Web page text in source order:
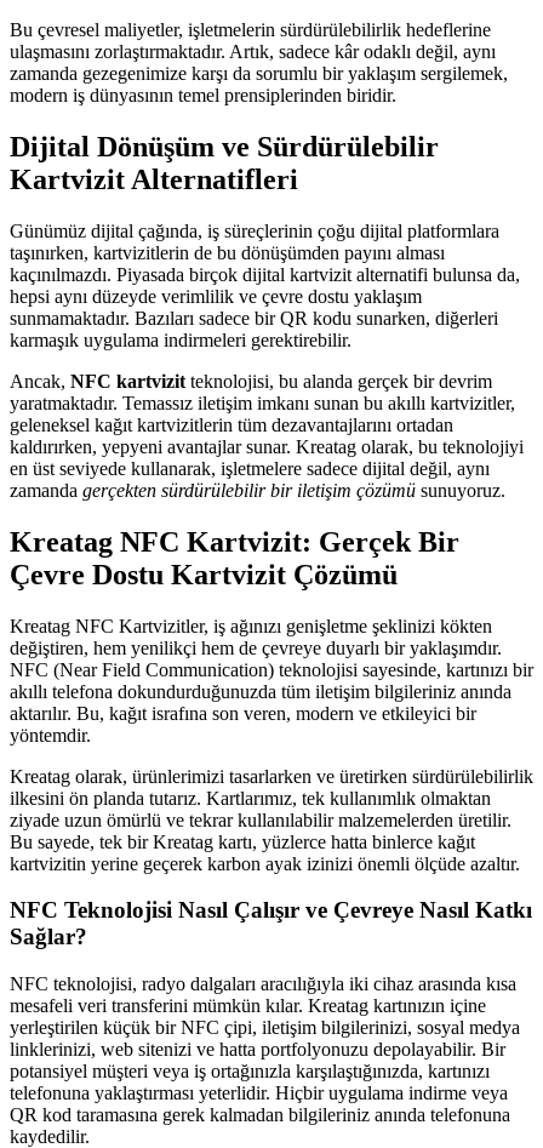
Bu çevresel maliyetler, işletmelerin sürdürülebilirlik hedeflerine
ulaşmasını zorlaştırmaktadır. Artık, sadece kâr odaklı değil, aynı
zamanda gezegenimize karşı da sorumlu bir yaklaşım sergilemek,
modern iş dünyasının temel prensiplerinden biridir.
Dijital Dönüşüm ve Sürdürülebilir
Kartvizit Alternatifleri
Günümüz dijital çağında, iş süreçlerinin çoğu dijital platformlara
taşınırken, kartvizitlerin de bu dönüşümden payını alması
kaçınılmazdı. Piyasada birçok dijital kartvizit alternatifi bulunsa da,
hepsi aynı düzeyde verimlilik ve çevre dostu yaklaşım
sunmamaktadır. Bazıları sadece bir QR kodu sunarken, diğerleri
karmaşık uygulama indirmeleri gerektirebilir.
Ancak, NFC kartvizit teknolojisi, bu alanda gerçek bir devrim
yaratmaktadır. Temassız iletişim imkanı sunan bu akıllı kartvizitler,
geleneksel kağıt kartvizitlerin tüm dezavantajlarını ortadan
kaldırırken, yepyeni avantajlar sunar. Kreatag olarak, bu teknolojiyi
en üst seviyede kullanarak, işletmelere sadece dijital değil, aynı
zamanda gerçekten sürdürülebilir bir iletişim çözümü sunuyoruz.
Kreatag NFC Kartvizit: Gerçek Bir
Çevre Dostu Kartvizit Çözümü
Kreatag NFC Kartvizitler, iş ağınızı genişletme şeklinizi kökten
değiştiren, hem yenilikçi hem de çevreye duyarlı bir yaklaşımdır.
NFC (Near Field Communication) teknolojisi sayesinde, kartınızı bir
akıllı telefona dokundurduğunuzda tüm iletişim bilgileriniz anında
aktarılır. Bu, kağıt israfına son veren, modern ve etkileyici bir
yöntemdir.
Kreatag olarak, ürünlerimizi tasarlarken ve üretirken sürdürülebilirlik
ilkesini ön planda tutarız. Kartlarımız, tek kullanımlık olmaktan
ziyade uzun ömürlü ve tekrar kullanılabilir malzemelerden üretilir.
Bu sayede, tek bir Kreatag kartı, yüzlerce hatta binlerce kağıt
kartvizitin yerine geçerek karbon ayak izinizi önemli ölçüde azaltır.
NFC Teknolojisi Nasıl Çalışır ve Çevreye Nasıl Katkı
Sağlar?
NFC teknolojisi, radyo dalgaları aracılığıyla iki cihaz arasında kısa
mesafeli veri transferini mümkün kılar. Kreatag kartınızın içine
yerleştirilen küçük bir NFC çipi, iletişim bilgilerinizi, sosyal medya
linklerinizi, web sitenizi ve hatta portfolyonuzu depolayabilir. Bir
potansiyel müşteri veya iş ortağınızla karşılaştığınızda, kartınızı
telefonuna yaklaştırması yeterlidir. Hiçbir uygulama indirme veya
QR kod taramasına gerek kalmadan bilgileriniz anında telefonuna
kaydedilir.